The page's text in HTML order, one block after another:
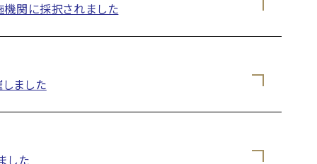
機関に採択されました
ました
した